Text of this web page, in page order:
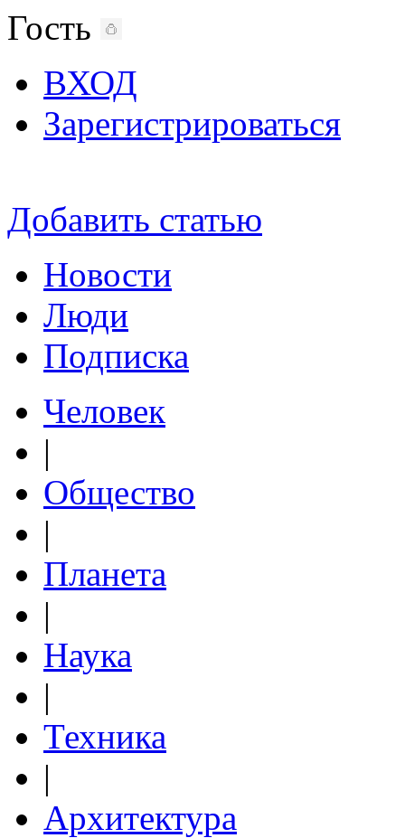
Гость
ВХОД
Зарегистрироваться
Добавить статью
Новости
Люди
Подписка
Человек
|
Общество
|
Планета
|
Наука
|
Техника
|
Архитектура